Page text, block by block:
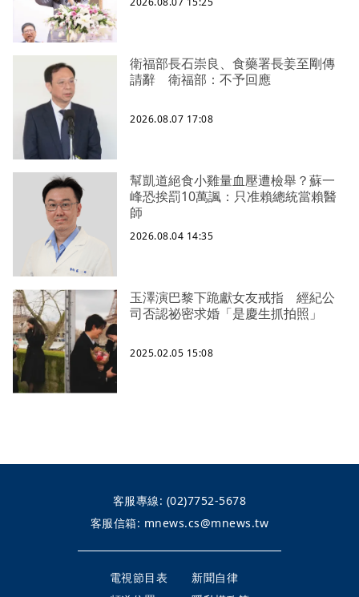
衛福部長石崇良、食藥署長姜至剛傳
請辭 衛福部：不予回應
2026.08.07 17:08
幫凱道絕食小雞量血壓遭檢舉？蘇一
峰恐挨罰10萬諷：只准賴總統當賴醫
師
2026.08.04 14:35
玉澤演巴黎下跪獻女友戒指 經紀公
司否認祕密求婚「是慶生抓拍照」
2025.02.05 15:08
客服專線: (02)7752-5678
客服信箱: mnews.cs@mnews.tw
電視節目表
新聞自律